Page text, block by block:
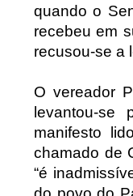
quando o
recebeu em
recusou-se a
O vereador
levantou-
manifesto
chamado de
“é